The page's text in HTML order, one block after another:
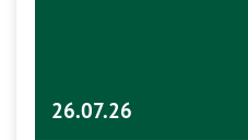
26.07.26